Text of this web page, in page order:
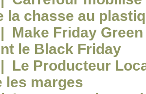
la chasse au
| Make Friday
le Black Friday
| Le Producteur
les marges